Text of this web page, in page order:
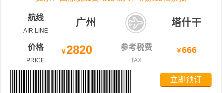
航线
AIR LINE
广州 塔什干
价格
PRICE
￥2820 参考税费
TAX
￥666
立即预订